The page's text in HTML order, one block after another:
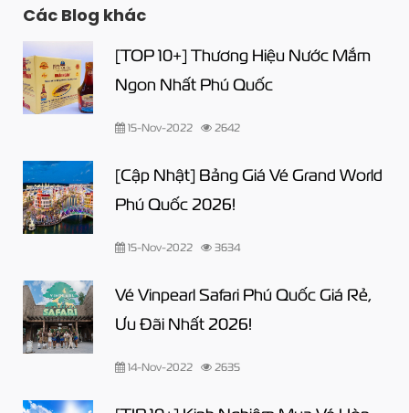
Các Blog khác
[TOP 10+] Thương Hiệu Nước Mắm
Ngon Nhất Phú Quốc
15-Nov-2022 2642
[Cập Nhật] Bảng Giá Vé Grand World
Phú Quốc 2026!
15-Nov-2022 3634
Vé Vinpearl Safari Phú Quốc Giá Rẻ,
Ưu Đãi Nhất 2026!
14-Nov-2022 2635